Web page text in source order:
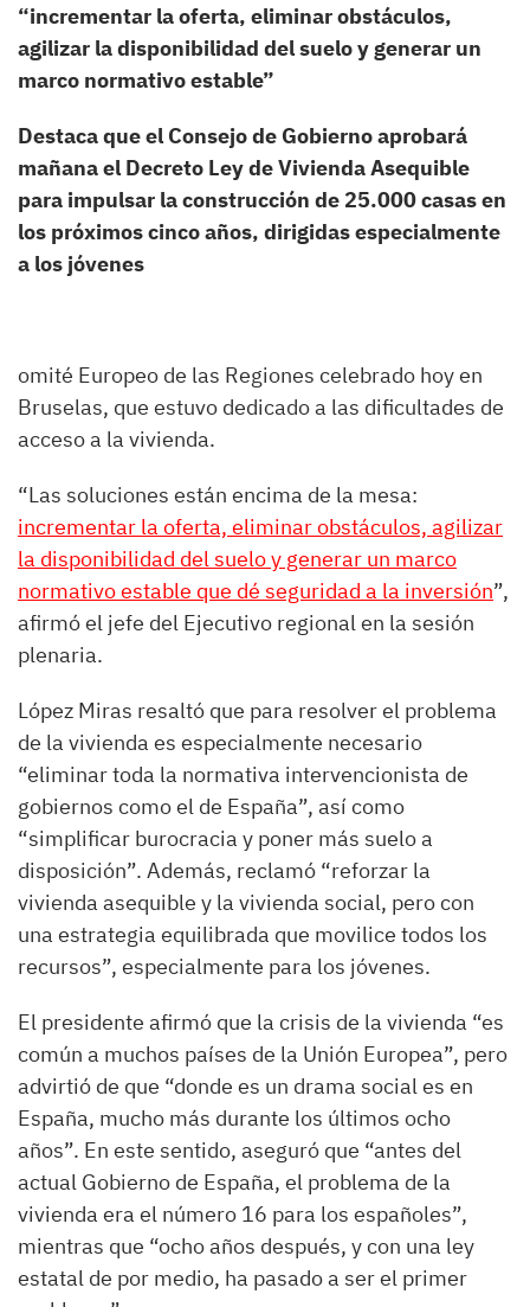
“incrementar la oferta, eliminar obstáculos,
agilizar la disponibilidad del suelo y generar un
marco normativo estable”
Destaca que el Consejo de Gobierno aprobará
mañana el Decreto Ley de Vivienda Asequible
para impulsar la construcción de 25.000 casas en
los próximos cinco años, dirigidas especialmente
a los jóvenes
omité Europeo de las Regiones celebrado hoy en
Bruselas, que estuvo dedicado a las dificultades de
acceso a la vivienda.
“Las soluciones están encima de la mesa:
incrementar la oferta, eliminar obstáculos, agilizar
la disponibilidad del suelo y generar un marco
normativo estable que dé seguridad a la inversión”,
afirmó el jefe del Ejecutivo regional en la sesión
plenaria.
López Miras resaltó que para resolver el problema
de la vivienda es especialmente necesario
“eliminar toda la normativa intervencionista de
gobiernos como el de España”, así como
“simplificar burocracia y poner más suelo a
disposición”. Además, reclamó “reforzar la
vivienda asequible y la vivienda social, pero con
una estrategia equilibrada que movilice todos los
recursos”, especialmente para los jóvenes.
El presidente afirmó que la crisis de la vivienda “es
común a muchos países de la Unión Europea”, pero
advirtió de que “donde es un drama social es en
España, mucho más durante los últimos ocho
años”. En este sentido, aseguró que “antes del
actual Gobierno de España, el problema de la
vivienda era el número 16 para los españoles”,
mientras que “ocho años después, y con una ley
estatal de por medio, ha pasado a ser el primer